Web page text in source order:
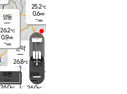
문막
26.8℃
0.2m/s
mm
부론
26.0℃
양동
26.2℃
0.9m/s
-mm
귀래
26.0℃
25.2℃
0.6m/s
-mm
+
−